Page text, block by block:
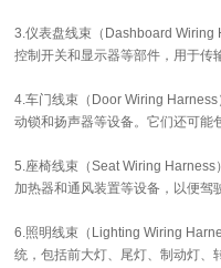
3.仪表盘线束（Dashboard Wiring
控制开关和显示器等部件，用于传
4.车门线束（Door Wiring
动锁和扬声器等设备。它们还可能
5.座椅线束（Seat Wiring Harness
加热器和通风装置等设备，以便驾
6.照明线束（Lighting Wiring
统，包括前大灯、尾灯、制动灯、